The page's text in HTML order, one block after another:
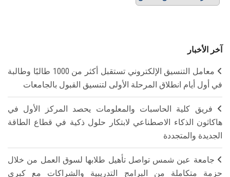
آخر الأخبار
معامل التنسيق الإلكتروني تستقبل أكثر من 1000 طالبًا وطالبة
في أول أيام انطلاق المرحلة الأولى لتنسيق القبول بالجامعات
فريق كلية الحاسبات والمعلومات يحصد المركز الأول في
هاكاثون الذكاء الاصطناعي لابتكار حلول ذكية في قطاع الطاقة
الجديدة والمتجددة
جامعة عين شمس تواصل تأهيل طلابها لسوق العمل من خلال
حزمة متكاملة من البرامج التدريبية والشراكات مع كبرى